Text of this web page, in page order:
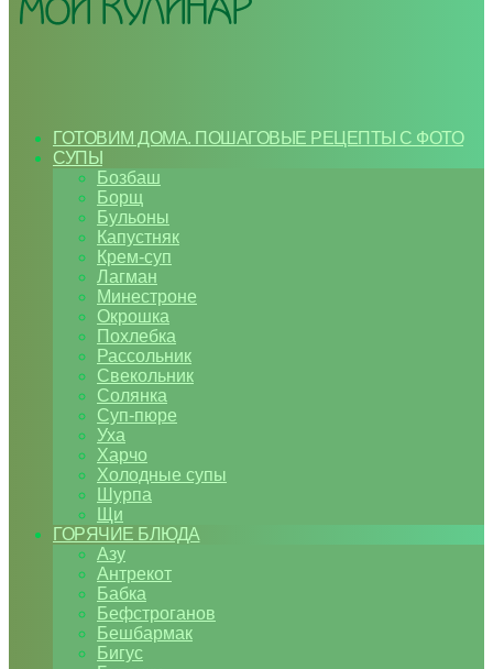
ГОТОВИМ ДОМА. ПОШАГОВЫЕ РЕЦЕПТЫ С ФОТО
СУПЫ
Бозбаш
Борщ
Бульоны
Капустняк
Крем-суп
Лагман
Минестроне
Окрошка
Похлебка
Рассольник
Свекольник
Солянка
Суп-пюре
Уха
Харчо
Холодные супы
Шурпа
Щи
ГОРЯЧИЕ БЛЮДА
Азу
Антрекот
Бабка
Бефстроганов
Бешбармак
Бигус